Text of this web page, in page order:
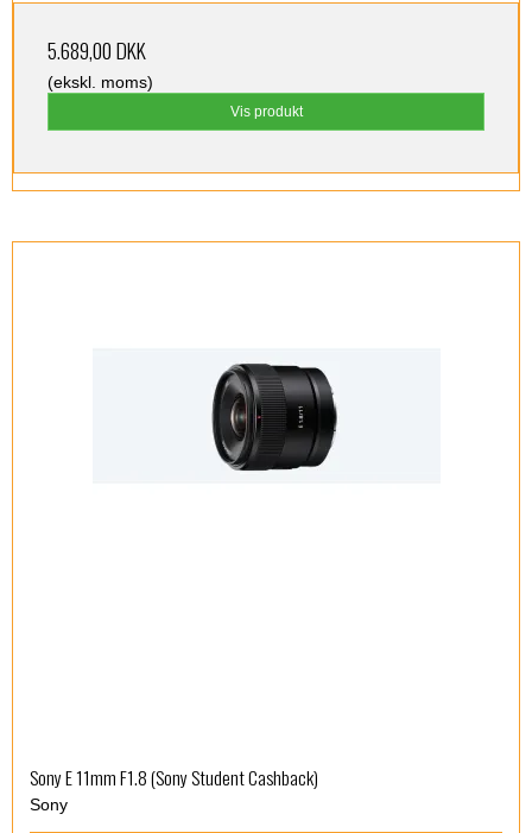
5.689,00 DKK
(ekskl. moms)
Vis produkt
Sony E 11mm F1.8 (Sony Student Cashback)
Sony